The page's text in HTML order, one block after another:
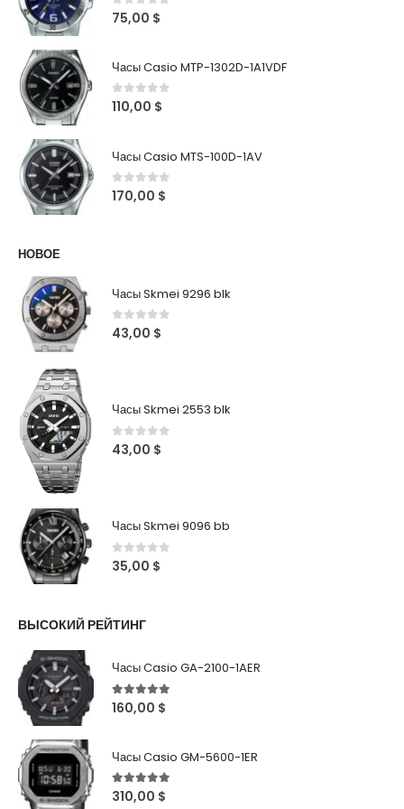
0out of 5
75,00 $
Часы Casio MTP-1302D-1A1VDF
0out of 5
110,00 $
Часы Casio MTS-100D-1AV
0out of 5
170,00 $
НОВОЕ
Часы Skmei 9296 blk
0 out of 5
43,00 $
Часы Skmei 2553 blk
0 out of 5
43,00 $
Часы Skmei 9096 bb
0out of 5
35,00 $
ВЫСОКИЙ РЕЙТИНГ
Часы Casio GA-2100-1AER
5out of 5
160,00 $
Часы Casio GM-5600-1ER
5out of 5
310,00 $